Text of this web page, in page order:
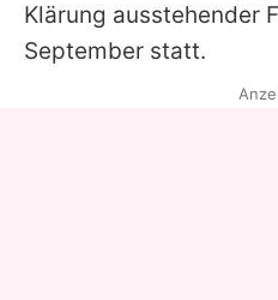
Klärung ausstehender
September statt.